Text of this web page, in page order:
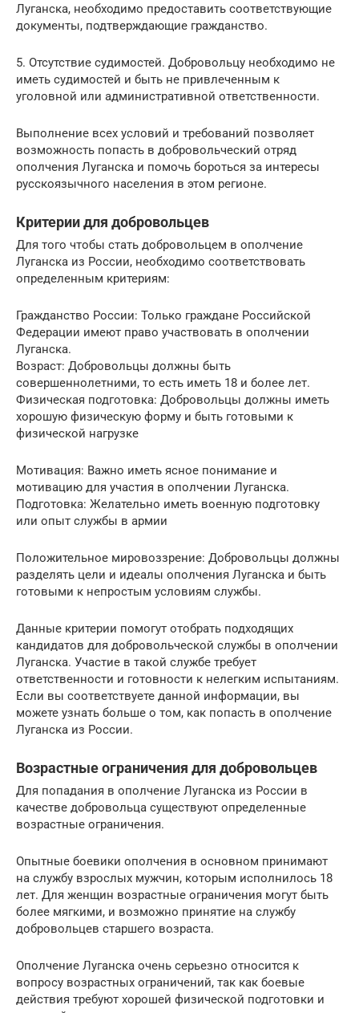
Луганска, необходимо предоставить соответствующие
документы, подтверждающие гражданство.
5. Отсутствие судимостей. Добровольцу необходимо не
иметь судимостей и быть не привлеченным к
уголовной или административной ответственности.
Выполнение всех условий и требований позволяет
возможность попасть в добровольческий отряд
ополчения Луганска и помочь бороться за интересы
русскоязычного населения в этом регионе.
Критерии для добровольцев
Для того чтобы стать добровольцем в ополчение
Луганска из России, необходимо соответствовать
определенным критериям:
Гражданство России: Только граждане Российской
Федерации имеют право участвовать в ополчении
Луганска.
Возраст: Добровольцы должны быть
совершеннолетними, то есть иметь 18 и более лет.
Физическая подготовка: Добровольцы должны иметь
хорошую физическую форму и быть готовыми к
физической нагрузке
Мотивация: Важно иметь ясное понимание и
мотивацию для участия в ополчении Луганска.
Подготовка: Желательно иметь военную подготовку
или опыт службы в армии
Положительное мировоззрение: Добровольцы должны
разделять цели и идеалы ополчения Луганска и быть
готовыми к непростым условиям службы.
Данные критерии помогут отобрать подходящих
кандидатов для добровольческой службы в ополчении
Луганска. Участие в такой службе требует
ответственности и готовности к нелегким испытаниям.
Если вы соответствуете данной информации, вы
можете узнать больше о том, как попасть в ополчение
Луганска из России.
Возрастные ограничения для добровольцев
Для попадания в ополчение Луганска из России в
качестве добровольца существуют определенные
возрастные ограничения.
Опытные боевики ополчения в основном принимают
на службу взрослых мужчин, которым исполнилось 18
лет. Для женщин возрастные ограничения могут быть
более мягкими, и возможно принятие на службу
добровольцев старшего возраста.
Ополчение Луганска очень серьезно относится к
вопросу возрастных ограничений, так как боевые
действия требуют хорошей физической подготовки и